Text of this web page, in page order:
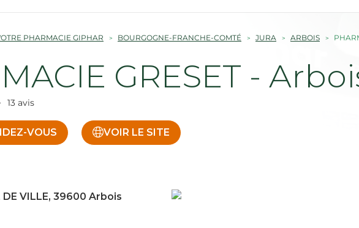
PHARMACIE GIPHAR BOURGOGNE-FRANCHE-COMTÉ JURA ARBOIS
GRESET -
13 avis
VOUS VOIR LE SITE
DE VILLE, 39600 Arbois